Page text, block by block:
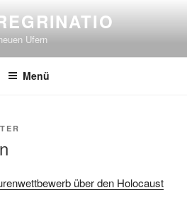
Ufern
Menü
über den Holocaust